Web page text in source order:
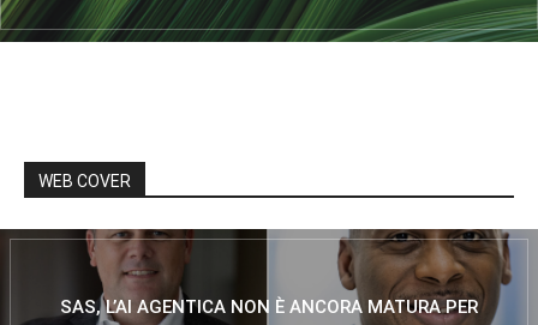
WEB COVER
SAS, L’AI AGENTICA NON È ANCORA MATURA PER